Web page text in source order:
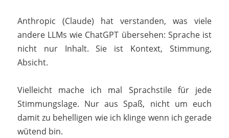
Anthropic (Claude) hat verstanden, was viele
andere LLMs wie ChatGPT übersehen: Sprache ist
nicht nur Inhalt. Sie ist Kontext, Stimmung,
Absicht.
Vielleicht mache ich mal Sprachstile für jede
Stimmungslage. Nur aus Spaß, nicht um euch
damit zu behelligen wie ich klinge wenn ich gerade
wütend bin.